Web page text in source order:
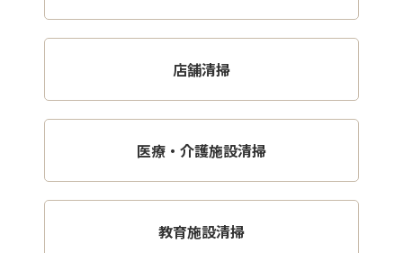
店舗清掃
医療・介護施設清掃
教育施設清掃